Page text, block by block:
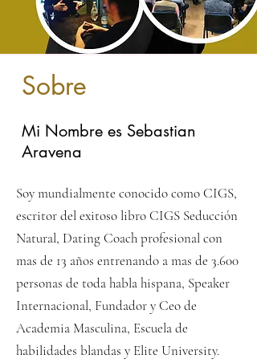
Mi Nombre es Sebastian
Aravena
Soy mundialmente conocido como CIGS,
escritor del exitoso libro CIGS Seducción
Natural, Dating Coach profesional con
mas de 13 años entrenando a mas de 3.600
personas de toda habla hispana, Speaker
Internacional, Fundador y Ceo de
Academia Masculina, Escuela de
habilidades blandas y Elite University.
Sobre